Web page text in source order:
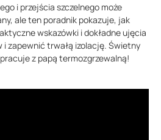
i przejścia szczelnego może
ale ten poradnik pokazuje, jak
wskazówki i dokładne ujęcia
i zapewnić trwałą izolację. Świetny
z papą termozgrzewalną!